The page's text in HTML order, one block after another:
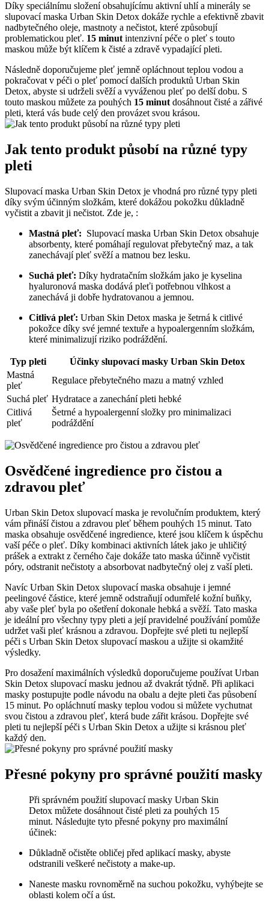
Díky speciálnímu složení​ obsahujícímu aktivní‌ uhlí a minerály se
slupovací maska Urban Skin Detox dokáže rychle a efektivně zbavit
nadbytečného oleje, mastnoty a nečistot, které ⁤způsobují
problematickou pleť. 15 ⁤minutintenzivní péče o pleť s touto
maskou může⁢ být⁢ klíčem k čisté⁣ a zdravě⁣ vypadající pleti.
Následně⁢ doporučujeme pleť jemně‍ opláchnout teplou vodou a
pokračovat v ⁤péči ‌o pleť pomocí dalších‌ produktů Urban Skin
Detox,⁣ abyste si udrželi svěží ⁤a vyváženou ‌pleť po delší dobu. S
touto‍ maskou můžete za pouhých 15 minut‌dosáhnout ⁤čisté a ⁣zářivé
pleti, která vás bude celý den provázet​ svou ​krásou.
Jak tento produkt působí na různé typy
pleti
Slupovací maska Urban Skin Detox je vhodná pro různé typy⁣ pleti
díky svým⁢ účinným složkám, které dokážou pokožku důkladně
vyčistit a⁤ zbavit ji nečistot. Zde je, :
Mastná pleť: ⁤ Slupovací maska Urban Skin Detox obsahuje
absorbenty, které‍ pomáhají regulovat⁤ přebytečný ⁣maz, a‌ tak
zanechávají pleť svěží a matnou‌ bez ⁣lesku.
Suchá pleť: Díky hydratačním​ složkám jako je ⁤kyselina
hyaluronová⁢ maska dodává⁣ pleťi potřebnou vlhkost a⁤
zanechává ji⁣ dobře hydratovanou a jemnou.
Citlivá pleť: Urban‌ Skin Detox maska⁤ je⁤ šetrná⁣ k ⁢citlivé
pokožce díky‍ své jemné textuře a hypoalergenním složkám,
které‌ minimalizují ⁣riziko ⁤podráždění.
Typ pleti
Účinky slupovací‍ masky Urban Skin Detox
Mastná
pleť
Regulace přebytečného ​mazu a ⁣matný vzhled
Suchá pleť Hydratace a zanechání pleti hebké
Citlivá
pleť
Šetrné a hypoalergenní složky pro minimalizaci
podráždění
Osvědčené ingredience pro čistou a​
zdravou pleť
Urban Skin ⁣Detox slupovací maska je revolučním produktem,‌ který
vám přináší​ čistou a zdravou ⁣pleť ⁣během pouhých 15⁤ minut. Tato‌
maska⁤ obsahuje osvědčené​ ingredience, které jsou klíčem k úspěchu
‌vaší ⁤péče o ‌pleť. Díky kombinaci ‌aktivních látek jako je uhličitý
prášek a extrakt z černého čaje dokáže‌ tato maska⁤ účinně vyčistit
póry, odstranit nečistoty a absorbovat ⁤nadbytečný olej z vaší‌ pleti.
Navíc Urban Skin Detox slupovací maska‌ obsahuje i‌ jemné
peelingové částice, které jemně odstraňují odumřelé kožní ‍buňky,‍
aby vaše pleť byla ⁤po ošetření dokonale hebká a ​svěží. Tato maska
je ideální pro všechny typy pleti a její pravidelné používání pomůže
‌udržet vaši pleť krásnou a ⁢zdravou. Dopřejte své⁤ pleti tu⁢ nejlepší⁤
péči s ⁢Urban Skin Detox slupovací ⁣maskou ⁣a užijte si okamžité
výsledky. ‌
Pro dosažení maximálních výsledků​ doporučujeme⁢ používat Urban
Skin Detox slupovací masku jednou až dvakrát týdně. Při ‍aplikaci​
masky ⁢postupujte podle návodu na ‌obalu a dejte pleti čas ‌působení
15 ‌minut. Po‌ opláchnutí​ masky teplou vodou​ si můžete vychutnat
svou čistou a zdravou pleť,​ která bude zářit krásou.⁤ Dopřejte své
pleti tu nejlepší ⁣péči s Urban Skin ‍Detox‍ a užijte si krásnou pleť
každý den.
Přesné pokyny​ pro​ správné použití masky
Při správném​ použití slupovací masky‍ Urban Skin⁣
Detox můžete dosáhnout ⁢čisté pleti za pouhých 15
minut. Následujte⁢ tyto​ přesné ⁣pokyny pro ‍maximální ​
účinek:
Důkladně očistěte obličej⁢ před aplikací masky,⁢ abyste
odstranili veškeré nečistoty a make-up.
Naneste masku rovnoměrně na⁤ suchou ⁢pokožku, vyhýbejte se
oblasti kolem očí a úst.